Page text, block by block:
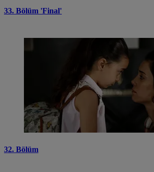
33. Bölüm 'Final'
32. Bölüm